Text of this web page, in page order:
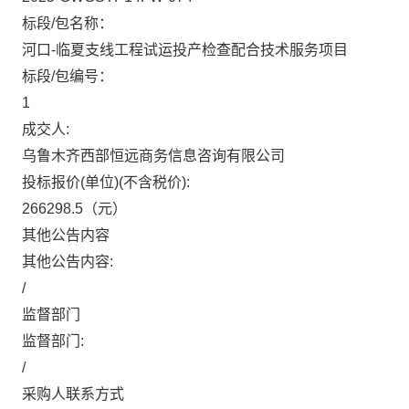
标段/包名称：
河口-临夏支线工程试运投产检查配合技术服务项目
标段/包编号：
1
成交人:
乌鲁木齐西部恒远商务信息咨询有限公司
投标报价(单位)(不含税价):
266298.5 （元）
其他公告内容
其他公告内容:
/
监督部门
监督部门:
/
采购人联系方式